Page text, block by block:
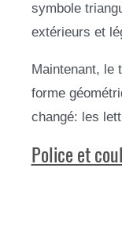
symbole
extérieurs et
Maintenant, le
forme
changé: les
Police et